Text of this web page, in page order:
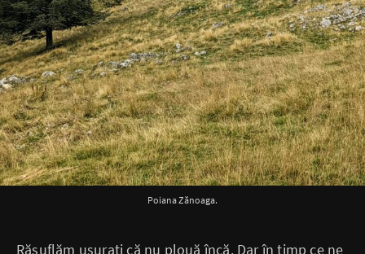
Poiana Zănoaga.
Răsuflăm ușurați că nu plouă încă. Dar în timp ce ne